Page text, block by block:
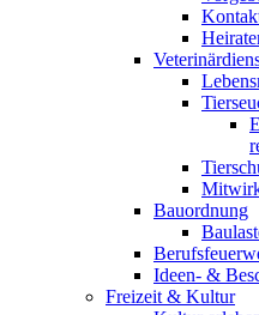
Bauordnung
Ideen- &
Freizeit & Kultur